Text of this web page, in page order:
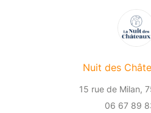
Nuit des
15 rue de Milan,
06 67 89